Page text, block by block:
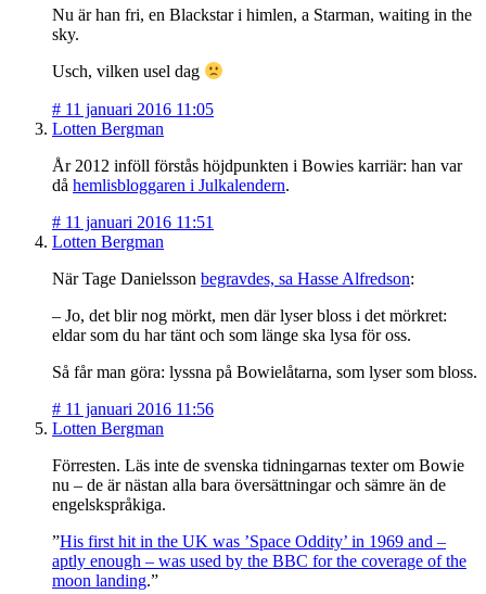
Nu är han fri, en Blackstar i himlen, a Starman, waiting in the
sky.
Usch, vilken usel dag
# 11 januari 2016 11:05
Lotten Bergman
År 2012 inföll förstås höjdpunkten i Bowies karriär: han var
då hemlisbloggaren i Julkalendern.
# 11 januari 2016 11:51
Lotten Bergman
När Tage Danielsson begravdes, sa Hasse Alfredson:
– Jo, det blir nog mörkt, men där lyser bloss i det mörkret:
eldar som du har tänt och som länge ska lysa för oss.
Så får man göra: lyssna på Bowielåtarna, som lyser som bloss.
# 11 januari 2016 11:56
Lotten Bergman
Förresten. Läs inte de svenska tidningarnas texter om Bowie
nu – de är nästan alla bara översättningar och sämre än de
engelskspråkiga.
”His first hit in the UK was ’Space Oddity’ in 1969 and –
aptly enough – was used by the BBC for the coverage of the
moon landing.”